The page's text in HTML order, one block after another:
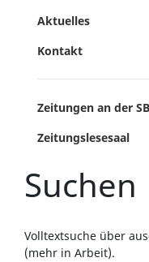
Aktuelles
Kontakt
Zeitungen an der
Zeitungslesesaal
Suchen
Volltextsuche über
(mehr in Arbeit).